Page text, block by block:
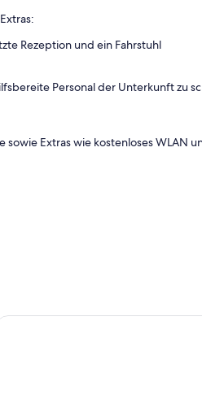
Rezeption und ein Fahrstuhl
Personal der Unterkunft zu
Extras wie kostenloses WLAN
Leipzig City